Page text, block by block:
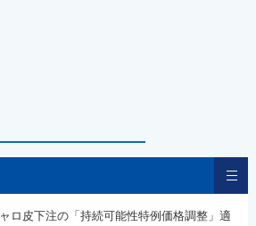
ロ皮下注の「持続可能性特例価格調整」適